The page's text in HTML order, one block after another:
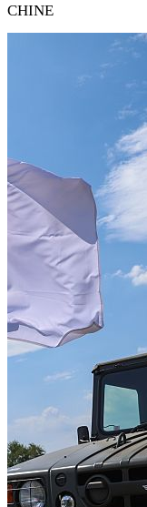
CHINE